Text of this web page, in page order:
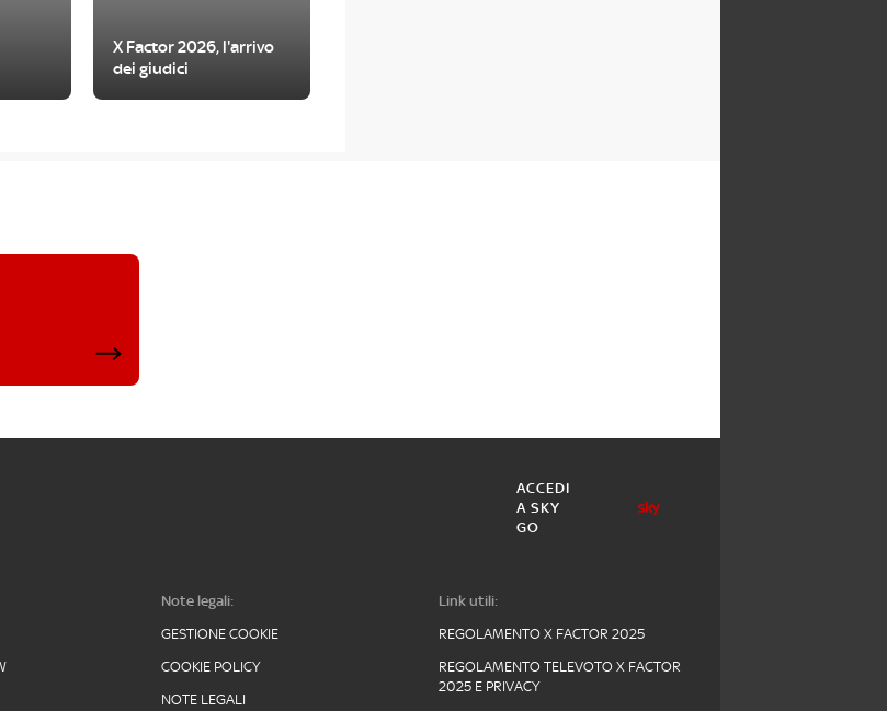
X Factor 2026, l'arrivo
dei giudici
ACCEDI
A SKY
GO
Note legali:
GESTIONE COOKIE
COOKIE POLICY
NOTE LEGALI
Link utili:
REGOLAMENTO X FACTOR 2025
REGOLAMENTO TELEVOTO X FACTOR
2025 E PRIVACY